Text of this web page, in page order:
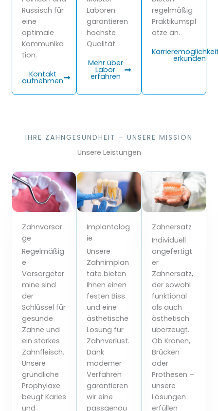
Russisch für
eine
optimale
Kommunika
tion.
Kontakt
aufnehmen
Laboren
garantieren
höchste
Qualität.
Mehr über
Labor
erfahren
regelmäßig
Praktikumspl
ätze an.
erkunden
IHRE ZAHNGESUNDHEIT – UNSERE MISSION
Unsere Leistungen
Zahnvorsor
ge
Regelmäßig
e
Vorsorgeter
mine sind
der
Schlüssel für
gesunde
Zähne und
ein starkes
Zahnfleisch.
Unsere
gründliche
Prophylaxe
beugt Karies
und
Implantolog
ie
Unsere
Zahnimplan
tate bieten
Ihnen einen
festen Biss
und eine
ästhetische
Lösung für
Zahnverlust.
Dank
moderner
Verfahren
garantieren
wir eine
passgenau
Zahnersatz
Individuell
angefertigt
er
Zahnersatz,
der sowohl
funktional
als auch
ästhetisch
überzeugt.
Ob Kronen,
Brücken
oder
Prothesen –
unsere
Lösungen
erfüllen